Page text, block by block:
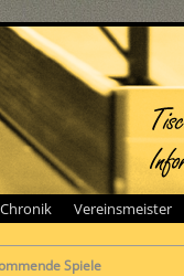
Chronik Vereinsmeister
Spiele